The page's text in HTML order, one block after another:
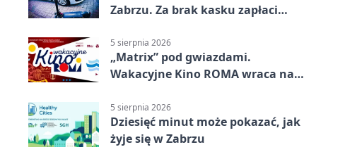
Zabrzu. Za brak kasku zapłaci
5 sierpnia 2026
„Matrix” pod gwiazdami.
Wakacyjne Kino ROMA wraca na
5 sierpnia 2026
Dziesięć minut może pokazać, jak
żyje się w Zabrzu